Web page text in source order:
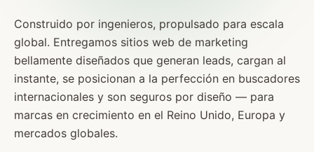
Construido por ingenieros, propulsado para escala
global. Entregamos sitios web de marketing
bellamente diseñados que generan leads, cargan al
instante, se posicionan a la perfección en buscadores
internacionales y son seguros por diseño — para
marcas en crecimiento en el Reino Unido, Europa y
mercados globales.